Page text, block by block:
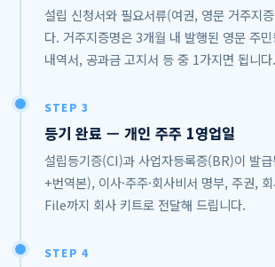
설립 신청서와 필요서류(여권, 영문 거주지
다. 거주지증명은 3개월 내 발행된 영문 주
내역서, 공과금 고지서 등 중 1가지면 됩니다.
STEP 3
등기 완료 — 개인 주주 1영업일
설립등기증(CI)과 사업자등록증(BR)이 발
+번역본), 이사·주주·회사비서 명부, 주권,
File까지 회사 키트로 전달해 드립니다.
STEP 4